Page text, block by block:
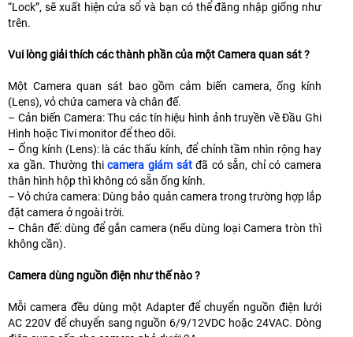
“Lock”, sẽ xuất hiện cửa sổ và bạn có thể đăng nhập giống như
trên.
Vui lòng giải thích các thành phần của một Camera quan sát ?
Một Camera quan sát bao gồm cảm biến camera, ống kính
(Lens), vỏ chứa camera và chân đế.
– Cản biến Camera: Thu các tín hiệu hình ảnh truyền về Đầu Ghi
Hình hoặc Tivi monitor để theo dõi.
– Ống kính (Lens): là các thấu kính, để chỉnh tầm nhìn rộng hay
xa gần. Thường thicamera giám sátđã có sẵn, chỉ có camera
thân hình hộp thì không có sẵn ống kính.
– Vỏ chứa camera: Dùng bảo quản camera trong trường hợp lắp
đặt camera ở ngoài trời.
– Chân đế: dùng để gắn camera (nếu dùng loại Camera tròn thì
không cần).
Camera dùng nguồn điện như thế nào ?
Mỗi camera đều dùng một Adapter để chuyển nguồn điện lưới
AC 220V để chuyển sang nguồn 6/9/12VDC hoặc 24VAC. Dòng